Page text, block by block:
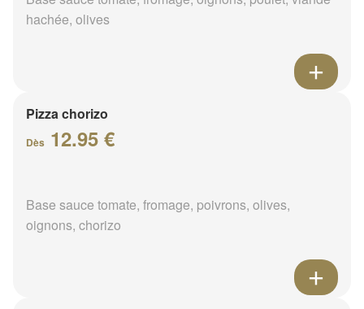
hachée, olives
Pizza chorizo
Dès 12.95 €
Base sauce tomate, fromage, poivrons, olives,
oignons, chorizo